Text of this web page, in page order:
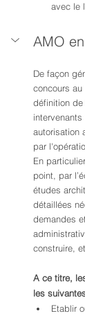
avec le
AMO
De façon
concours au
définition
autorisation
par
En
point, par
études
détaillées
demandes
construire,
A ce titre,
les
Etablir